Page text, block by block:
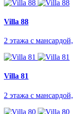
Villa 88
2 этажа с
Villa 81
2 этажа с